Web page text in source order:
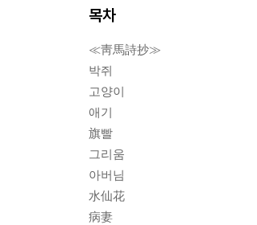
목차
≪靑馬詩抄≫
박쥐
고양이
애기
旗빨
그리움
아버님
水仙花
病妻